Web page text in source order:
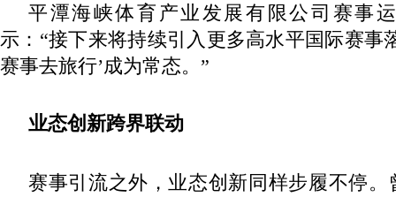
平潭海峡体育产业发展有限公司赛事
示：“接下来将持续引入更多高水平国际赛事
赛事去旅行’成为常态。”
业态创新跨界联动
赛事引流之外，业态创新同样步履不停。